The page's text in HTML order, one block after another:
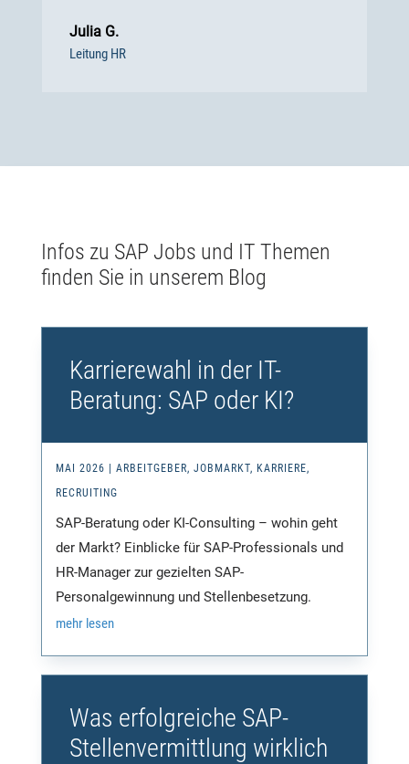
Julia G.
Leitung HR
Infos zu SAP Jobs und IT Themen
finden Sie in unserem Blog
Karrierewahl in der IT-
Beratung: SAP oder KI?
MAI 2026 | ARBEITGEBER, JOBMARKT, KARRIERE,
RECRUITING
SAP-Beratung oder KI-Consulting – wohin geht
der Markt? Einblicke für SAP-Professionals und
HR-Manager zur gezielten SAP-
Personalgewinnung und Stellenbesetzung.
mehr lesen
Was erfolgreiche SAP-
Stellenvermittlung wirklich